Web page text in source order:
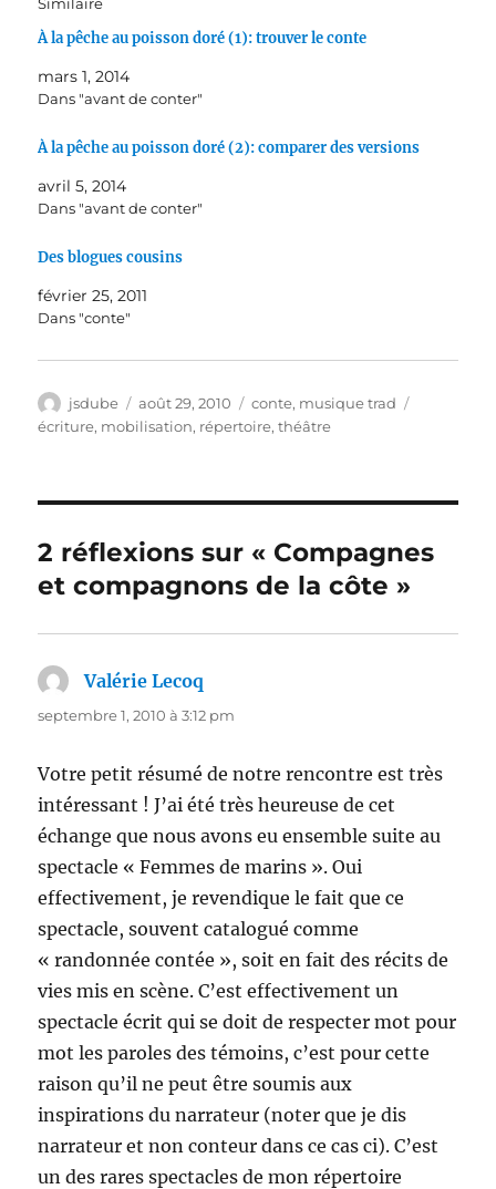
Similaire
À la pêche au poisson doré (1): trouver le conte
mars 1, 2014
Dans "avant de conter"
À la pêche au poisson doré (2): comparer des versions
avril 5, 2014
Dans "avant de conter"
Des blogues cousins
février 25, 2011
Dans "conte"
Auteur
jsdube
Publié
le
août 29, 2010 Catégories
conte, musique trad
écriture, mobilisation, répertoire,théâtre
2 réflexions sur « Compagnes
et compagnons de la côte »
Valérie Lecoq
septembre 1, 2010 à 3:12 pm
Votre petit résumé de notre rencontre est très
intéressant ! J’ai été très heureuse de cet
échange que nous avons eu ensemble suite au
spectacle « Femmes de marins ». Oui
effectivement, je revendique le fait que ce
spectacle, souvent catalogué comme
« randonnée contée », soit en fait des récits de
vies mis en scène. C’est effectivement un
spectacle écrit qui se doit de respecter mot pour
mot les paroles des témoins, c’est pour cette
raison qu’il ne peut être soumis aux
inspirations du narrateur (noter que je dis
narrateur et non conteur dans ce cas ci). C’est
un des rares spectacles de mon répertoire